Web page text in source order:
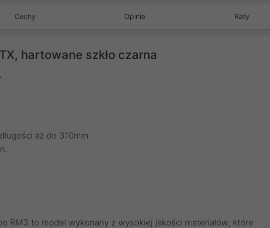
Cechy Opinie Raty
hartowane szkło czarna
aż do 310mm.
RM3 to model wykonany z wysokiej jakości materiałów, które